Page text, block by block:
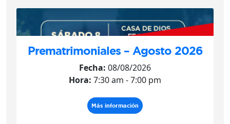
Prematrimoniales – Agosto 2026
Fecha: 08/08/2026
Hora: 7:30 am - 7:00 pm
Más información